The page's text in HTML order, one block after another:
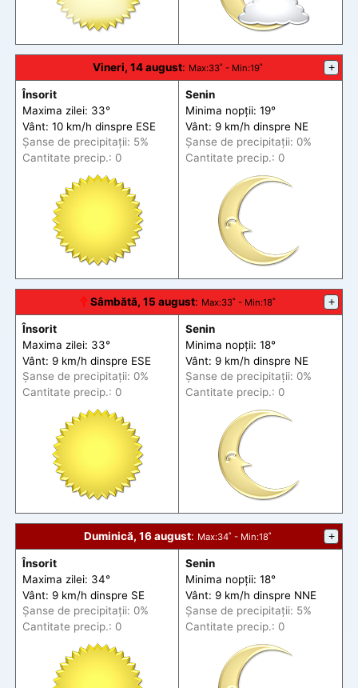
Vineri, 14 august: Max:33˚ - Min:19˚ +
Însorit
Maxima zilei: 33°
Vânt: 10 km/h dinspre ESE
Șanse de precipitații: 5%
Cantitate precip.: 0
Senin
Minima nopții: 19°
Vânt: 9 km/h dinspre NE
Șanse de precipitații: 0%
Cantitate precip.: 0
🕆 Sâmbătă, 15 august: Max:33˚ - Min:18˚ +
Însorit
Maxima zilei: 33°
Vânt: 9 km/h dinspre ESE
Șanse de precipitații: 0%
Cantitate precip.: 0
Senin
Minima nopții: 18°
Vânt: 9 km/h dinspre NE
Șanse de precipitații: 0%
Cantitate precip.: 0
Duminică, 16 august: Max:34˚ - Min:18˚ +
Însorit
Maxima zilei: 34°
Vânt: 9 km/h dinspre SE
Șanse de precipitații: 0%
Cantitate precip.: 0
Senin
Minima nopții: 18°
Vânt: 9 km/h dinspre NNE
Șanse de precipitații: 5%
Cantitate precip.: 0